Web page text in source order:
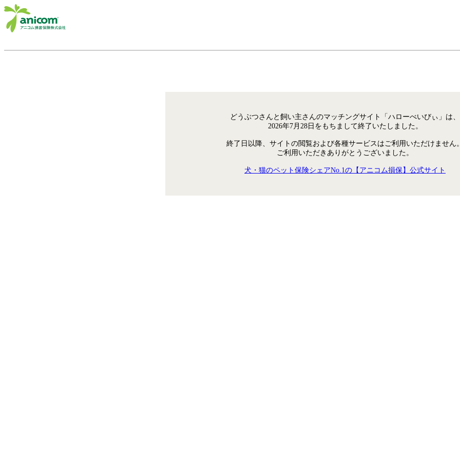
どうぶつさんと飼い主さんのマッチングサイト「ハローべいびぃ」は、
2026年7月28日をもちまして終了いたしました。
終了日以降、サイトの閲覧および各種サービスはご利用いただけません
ご利用いただきありがとうございました。
犬・猫のペット保険シェアNo.1の【アニコム損保】公式サイト